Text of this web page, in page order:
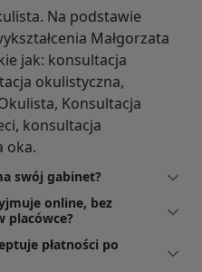
Na podstawie
Małgorzata
jak: konsultacja
okulistyczna,
Konsultacja
konsultacja
oka.
swój gabinet?
online, bez
placówce?
płatności po